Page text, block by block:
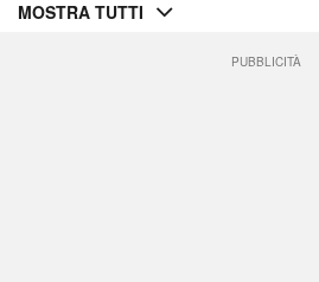
MOSTRA TUTTI
PUBBLICITÀ